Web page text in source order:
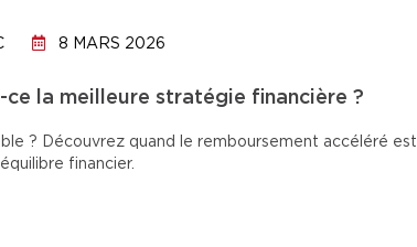
8 MARS 2026
ce la meilleure stratégie financière ?
? Découvrez quand le remboursement accéléré est
financier.